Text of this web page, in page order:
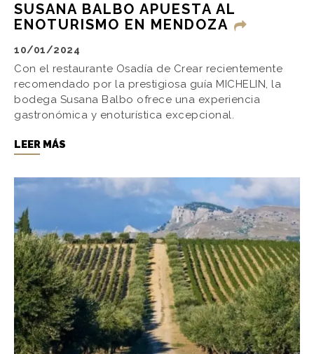
SUSANA BALBO APUESTA AL
ENOTURISMO EN MENDOZA
10/01/2024
Con el restaurante Osadía de Crear recientemente
recomendado por la prestigiosa guía MICHELIN, la
bodega Susana Balbo ofrece una experiencia
gastronómica y enoturística excepcional.
LEER MÁS